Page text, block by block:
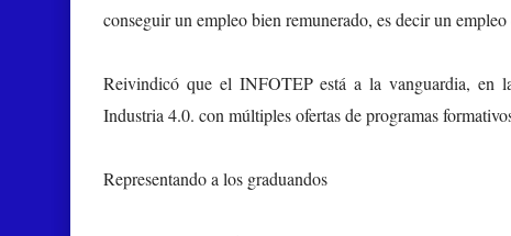
conseguir un empleo bien remunerado, es decir un
Reivindicó que el INFOTEP está a la vanguardia, en
Industria 4.0. con múltiples ofertas de programas
Representando a los graduandos